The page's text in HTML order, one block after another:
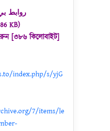
روابط
KB)
[৩৮৬ কিলোবাইট]
index.php/s/yjG
7/items/le